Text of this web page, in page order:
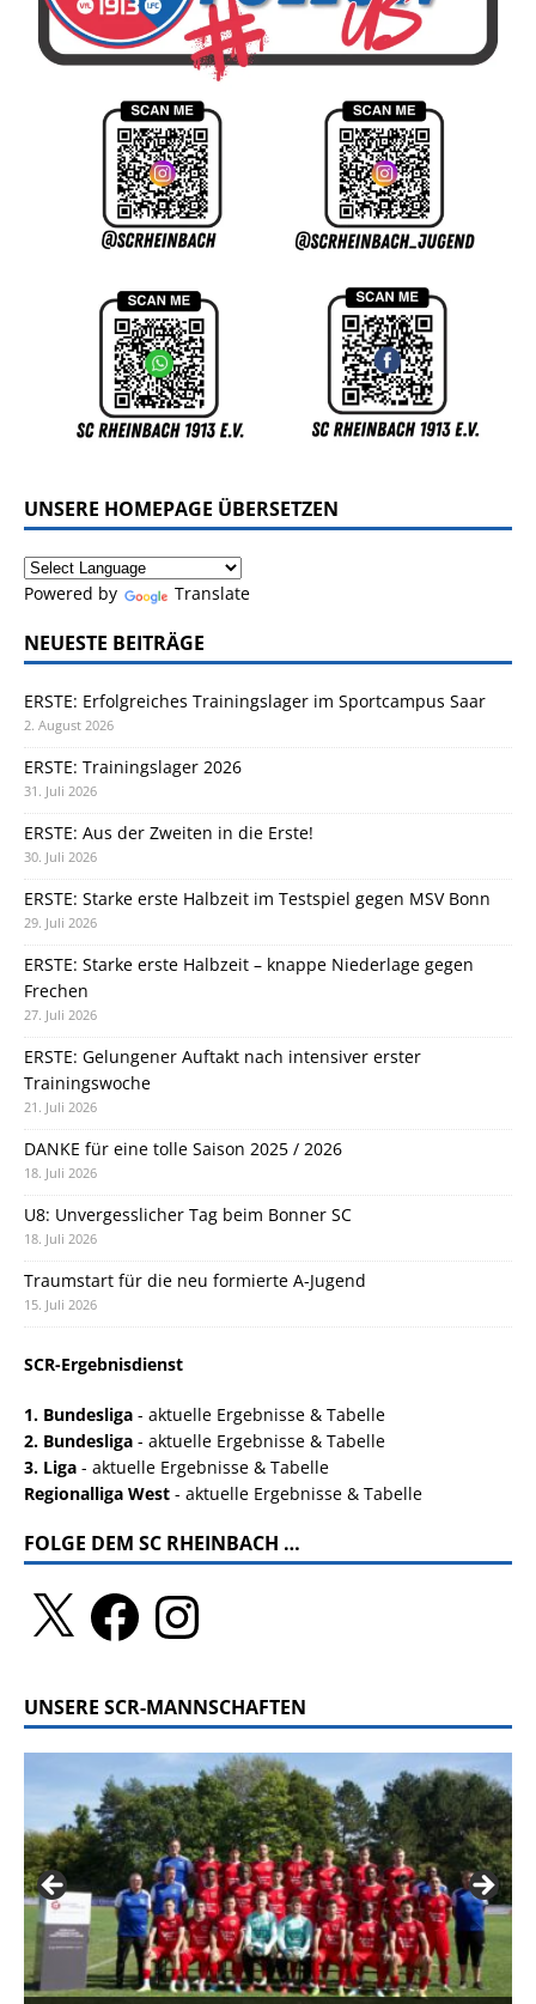
UNSERE HOMEPAGE ÜBERSETZEN
Powered by Translate
NEUESTE BEITRÄGE
ERSTE: Erfolgreiches Trainingslager im Sportcampus Saar
2. August 2026
ERSTE: Trainingslager 2026
31. Juli 2026
ERSTE: Aus der Zweiten in die Erste!
30. Juli 2026
ERSTE: Starke erste Halbzeit im Testspiel gegen MSV Bonn
29. Juli 2026
ERSTE: Starke erste Halbzeit – knappe Niederlage gegen
Frechen
27. Juli 2026
ERSTE: Gelungener Auftakt nach intensiver erster
Trainingswoche
21. Juli 2026
DANKE für eine tolle Saison 2025 / 2026
18. Juli 2026
U8: Unvergesslicher Tag beim Bonner SC
18. Juli 2026
Traumstart für die neu formierte A-Jugend
15. Juli 2026
SCR-Ergebnisdienst
1. Bundesliga - aktuelle Ergebnisse & Tabelle
2. Bundesliga - aktuelle Ergebnisse & Tabelle
3. Liga - aktuelle Ergebnisse & Tabelle
Regionalliga West - aktuelle Ergebnisse & Tabelle
FOLGE DEM SC RHEINBACH …
UNSERE SCR-MANNSCHAFTEN
2. Mannschaft Kreisliga A Saison 2023 / 2024 - neues Foto
U7 Bambinis Jahrgang 2019 und jünger Saison 2025 /